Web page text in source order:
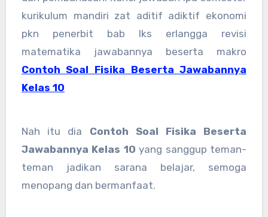
kurikulum mandiri zat aditif adiktif ekonomi
pkn penerbit bab lks erlangga revisi
matematika jawabannya beserta makro
Contoh Soal Fisika Beserta Jawabannya
Kelas 10
Nah itu dia Contoh Soal Fisika Beserta
Jawabannya Kelas 10 yang sanggup teman-
teman jadikan sarana belajar, semoga
menopang dan bermanfaat.